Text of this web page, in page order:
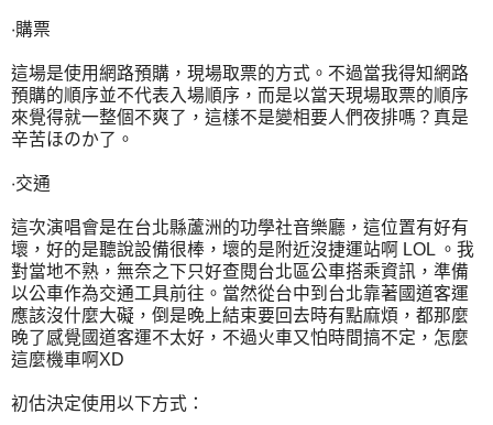
‧購票
這場是使用網路預購，現場取票的方式。不過當我得知網路
預購的順序並不代表入場順序，而是以當天現場取票的順序
來覺得就一整個不爽了，這樣不是變相要人們夜排嗎？真是
辛苦ほのか了。
‧交通
這次演唱會是在台北縣蘆洲的功學社音樂廳，這位置有好有
壞，好的是聽說設備很棒，壞的是附近沒捷運站啊 LOL 。我
對當地不熟，無奈之下只好查閱台北區公車搭乘資訊，準備
以公車作為交通工具前往。當然從台中到台北靠著國道客運
應該沒什麼大礙，倒是晚上結束要回去時有點麻煩，都那麼
晚了感覺國道客運不太好，不過火車又怕時間搞不定，怎麼
這麼機車啊XD
初估決定使用以下方式：